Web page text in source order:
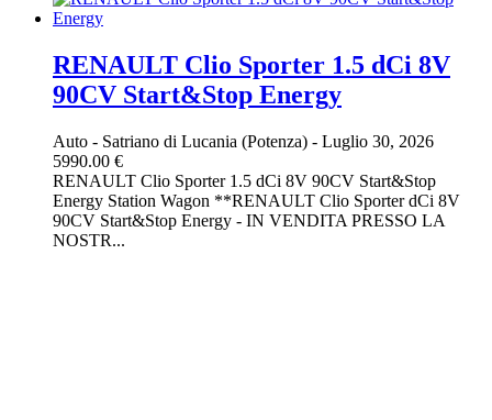
RENAULT Clio Sporter 1.5 dCi 8V
90CV Start&Stop Energy
Auto - Satriano di Lucania (Potenza) - Luglio 30, 2026
5990.00 €
RENAULT Clio Sporter 1.5 dCi 8V 90CV Start&Stop
Energy Station Wagon **RENAULT Clio Sporter dCi 8V
90CV Start&Stop Energy - IN VENDITA PRESSO LA
NOSTR...